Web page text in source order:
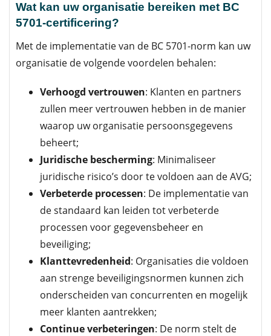
Wat kan uw organisatie bereiken met BC
5701-certificering?
Met de implementatie van de BC 5701-norm kan uw
organisatie de volgende voordelen behalen:
Verhoogd vertrouwen: Klanten en partners
zullen meer vertrouwen hebben in de manier
waarop uw organisatie persoonsgegevens
beheert;
Juridische bescherming: Minimaliseer
juridische risico’s door te voldoen aan de AVG;
Verbeterde processen: De implementatie van
de standaard kan leiden tot verbeterde
processen voor gegevensbeheer en
beveiliging;
Klanttevredenheid: Organisaties die voldoen
aan strenge beveiligingsnormen kunnen zich
onderscheiden van concurrenten en mogelijk
meer klanten aantrekken;
Continue verbeteringen: De norm stelt de